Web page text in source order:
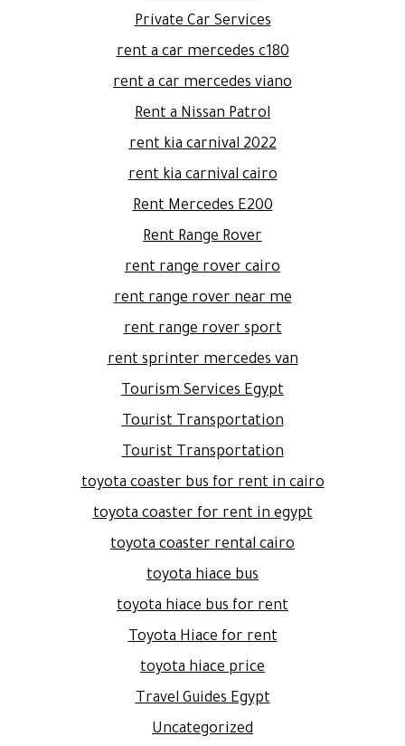
Private Car Services
rent a car mercedes c180
rent a car mercedes viano
Rent a Nissan Patrol
rent kia carnival 2022
rent kia carnival cairo
Rent Mercedes E200
Rent Range Rover
rent range rover cairo
rent range rover near me
rent range rover sport
rent sprinter mercedes van
Tourism Services Egypt
Tourist Transportation
Tourist Transportation
toyota coaster bus for rent in cairo
toyota coaster for rent in egypt
toyota coaster rental cairo
toyota hiace bus
toyota hiace bus for rent
Toyota Hiace for rent
toyota hiace price
Travel Guides Egypt
Uncategorized